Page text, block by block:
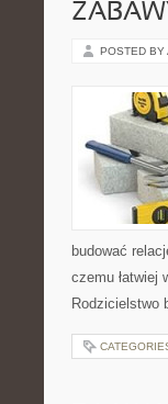
POSTED BY
budować
czemu łatwiej
Rodzicielstwo